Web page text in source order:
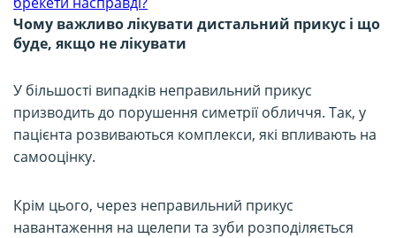
Чому важливо лікувати дистальний прикус і що
буде, якщо не лікувати
У більшості випадків неправильний прикус
призводить до порушення симетрії обличчя. Так, у
пацієнта розвиваються комплекси, які впливають на
самооцінку.
Крім цього, через неправильний прикус
навантаження на щелепи та зуби розподіляється